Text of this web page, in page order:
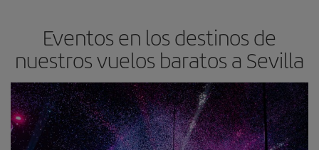
Eventos en los destinos de
nuestros vuelos baratos a Sevilla